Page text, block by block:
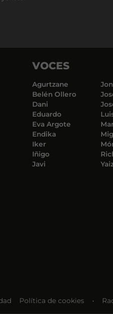
VOCES
Agurtzane
Belén Ollero
Dani
Eduardo
Eva Argote
Endika
Iker
Iñigo
Javi
Jon
Política de cookies •